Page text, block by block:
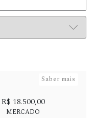
Saber mais
R$ 18.500,00
MERCADO